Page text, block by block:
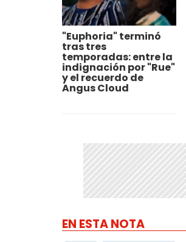
"Euphoria" terminó
tras tres
temporadas: entre la
indignación por "Rue"
y el recuerdo de
Angus Cloud
EN ESTA NOTA